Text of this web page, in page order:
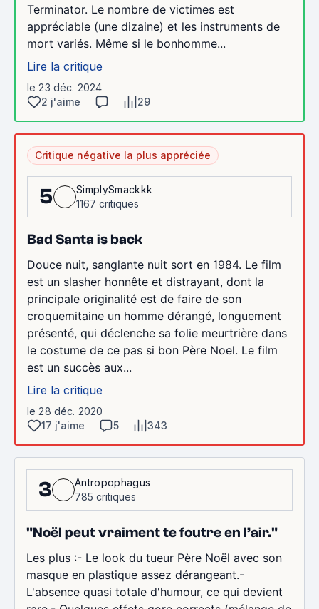
Terminator. Le nombre de victimes est
appréciable (une dizaine) et les instruments de
mort variés. Même si le bonhomme...
Lire la critique
le 23 déc. 2024
2 j'aime
29
Critique négative la plus appréciée
5
SimplySmackkk
1167 critiques
Bad Santa is back
Douce nuit, sanglante nuit sort en 1984. Le film
est un slasher honnête et distrayant, dont la
principale originalité est de faire de son
croquemitaine un homme dérangé, longuement
présenté, qui déclenche sa folie meurtrière dans
le costume de ce pas si bon Père Noel. Le film
est un succès aux...
Lire la critique
le 28 déc. 2020
17 j'aime
5 343
3
Antropophagus
785 critiques
"Noël peut vraiment te foutre en l’air."
Les plus :- Le look du tueur Père Noël avec son
masque en plastique assez dérangeant.-
L'absence quasi totale d'humour, ce qui devient